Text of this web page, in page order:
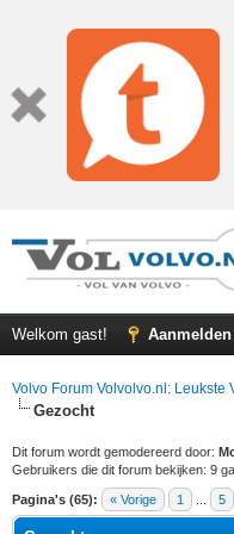
Welkom gast! Aanmelden
Volvo Forum Volvolvo.nl:
Gezocht
Dit forum wordt gemodereerd door:
Gebruikers die dit forum bekijken: 9
Pagina's (65): « Vorige 1 5